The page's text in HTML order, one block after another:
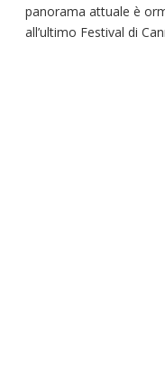
panorama attuale è
all’ultimo Festival di